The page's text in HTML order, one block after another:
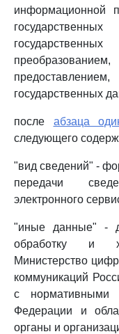
информационной
государственных
после абзаца
следующего
"вид сведений" -
передачи
электронного
"иные данные" -
обработку и
Министерство
коммуникаций
с нормативными
Федерации и
органы и